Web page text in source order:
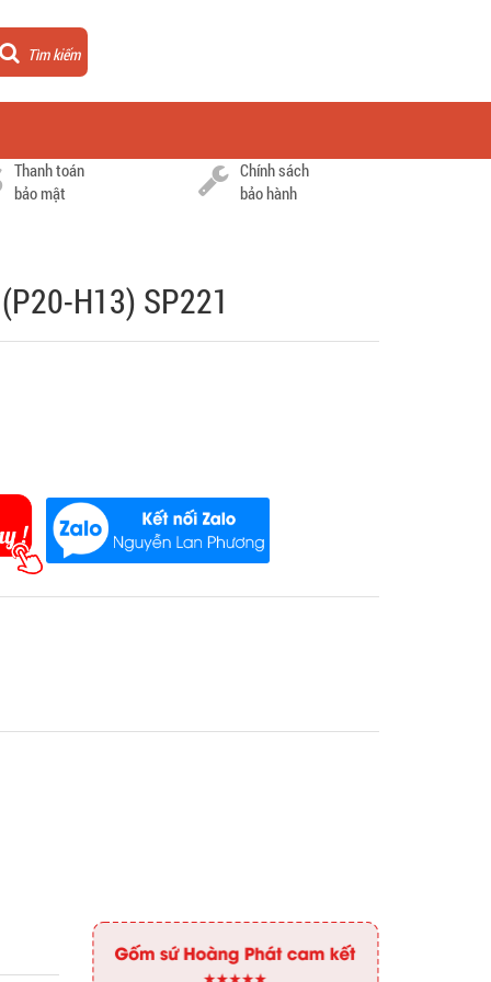
Tìm kiếm
Thanh toán
bảo mật
Chính sách
bảo hành
H13) SP221